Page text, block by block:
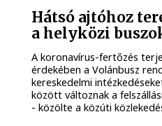
Hátsó ajtóhoz
a helyközi
A koronavírus-fertőzés
érdekében a Volánbusz
kereskedelmi
között változnak a
- közölte a közúti